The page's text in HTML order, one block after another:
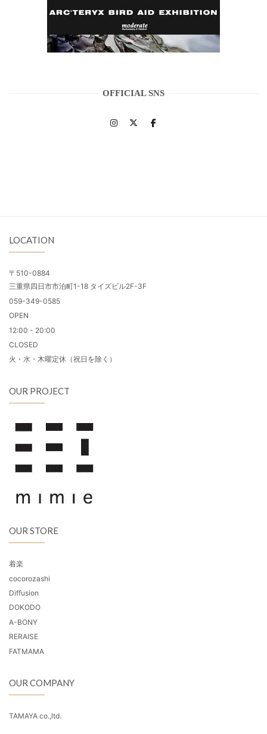
OFFICIAL SNS
LOCATION
〒510-0884
三重県四日市市泊町1-18 タイズビル2F-3F
059-349-0585
OPEN
12:00 - 20:00
CLOSED
火・水・木曜定休（祝日を除く）
OUR PROJECT
OUR STORE
着楽
cocorozashi
Diffusion
DOKODO
A-BONY
RERAISE
FATMAMA
OUR COMPANY
TAMAYA co.,ltd.